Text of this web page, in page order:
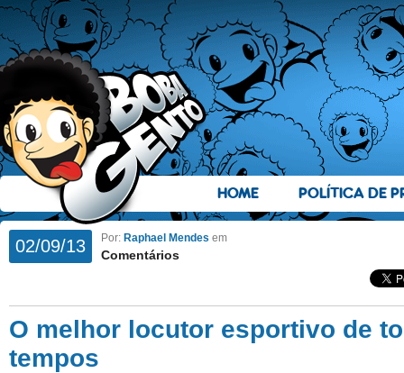
HOME POLÍTICA DE
02/09/13 Por: Raphael Mendes em
Comentários
O melhor locutor esportivo de
tempos